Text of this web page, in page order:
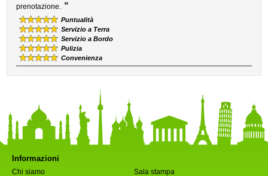
prenotazione. ”
Puntualità
Servizio a Terra
Servizio a Bordo
Pulizia
Convenienza
Informazioni
Chi siamo Sala stampa